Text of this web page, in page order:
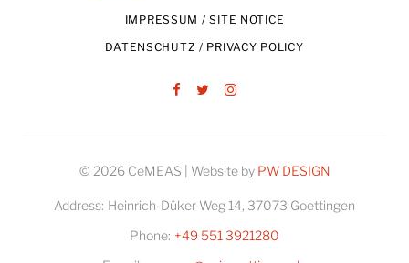
IMPRESSUM / SITE NOTICE
DATENSCHUTZ / PRIVACY POLICY
© 2026 CeMEAS | Website by PW DESIGN
Address: Heinrich-Düker-Weg 14, 37073 Goettingen
Phone: +49 551 3921280